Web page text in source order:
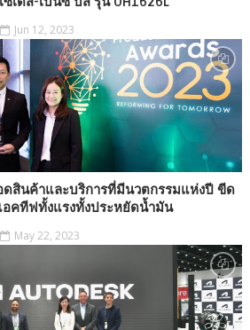
Jun 12, 2023
ดสินค้าและบริการที่มีนวตกรรมแห่งปี ขีด
คทีฟทั้งแรงทั้งประหยัดน้ำมัน
May 22, 2023